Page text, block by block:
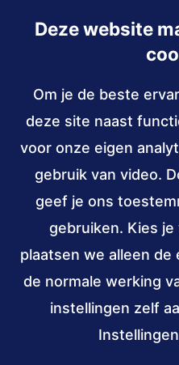
Deze website
Om je de beste
deze site naast
voor onze eigen
gebruik van video.
geef je ons
gebruiken. Kies
plaatsen we alleen
de normale werking
instellingen zelf
Inschrijven
Contact
030 - 239 82 70
info@accessibility.nl
email)
Sociale
media
LinkedIn
van
Stichting
Accessibility
van
Stichting
Accessibility
(externe
Verbonden
ANBI,
public
W3C